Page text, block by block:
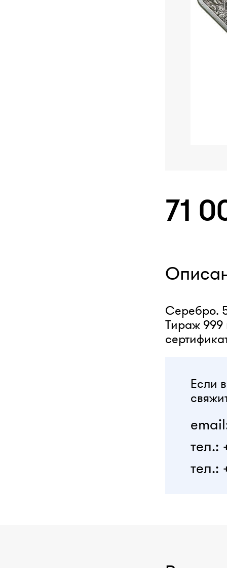
71
Серебро.
Тираж 999
Если
тел.:
тел.: